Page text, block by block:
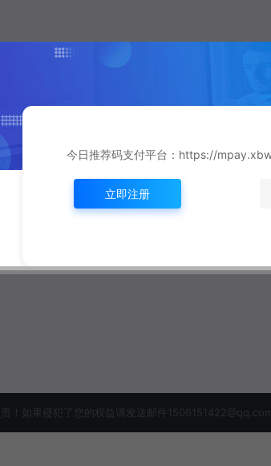
！如果侵犯了您的权益请发送邮件
今日推荐码支付平台：https://
立即注册